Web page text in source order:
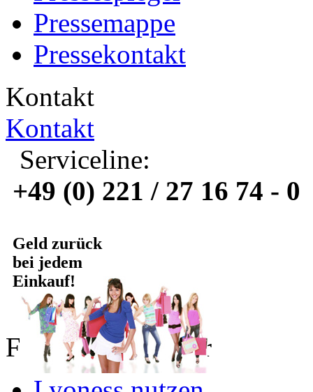
Pressemappe
Pressekontakt
Kontakt
Kontakt
Serviceline:
+49 (0) 221 / 27 16 74 - 0
Geld zurück
bei jedem
Einkauf!
Für Online Partner